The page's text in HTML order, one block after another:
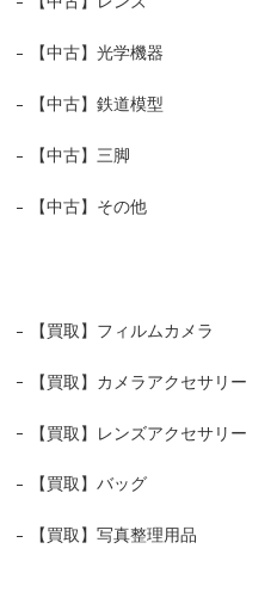
【中古】光学機器
【中古】鉄道模型
【中古】三脚
【中古】その他
【買取】フィルムカメラ
【買取】カメラアクセサリー
【買取】レンズアクセサリー
【買取】バッグ
【買取】写真整理用品